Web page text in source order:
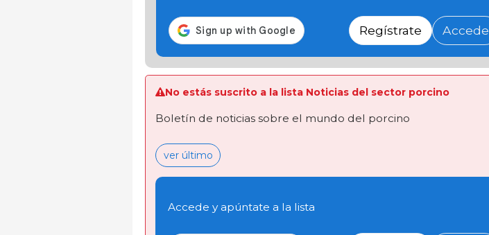
Regístrate Accede
No estás suscrito a la lista Noticias del sector porcino
Boletín de noticias sobre el mundo del porcino
ver último
Accede y apúntate a la lista